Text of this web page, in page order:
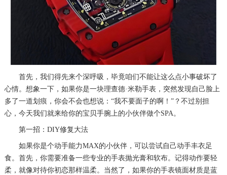
首先，我们得先来个深呼吸，毕竟咱们不能让这么点小事破坏了
心情。想象一下，如果你是一块理查德·米勒手表，突然发现自己脸上
多了一道划痕，你会不会也想说：“我不要面子的啊！”？不过别担
心，今天我们就来给你的宝贝手腕上的小伙伴做个SPA。
第一招：DIY修复大法
如果你是个动手能力MAX的小伙伴，可以尝试自己动手丰衣足
食。首先，你需要准备一些专业的手表抛光膏和软布。记得动作要轻
柔，就像对待你初恋那样温柔。当然了，如果你的手表镜面材质是蓝